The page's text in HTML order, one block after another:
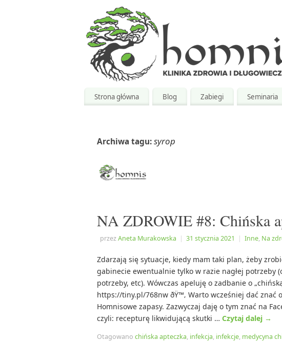
Strona główna Blog Zabiegi Seminaria
Archiwa tagu:syrop
NA ZDROWIE #8: Chińska
przezAneta Murakowska | 31 stycznia 2021 | Inne, Na
Zdarzają się sytuacje, kiedy mam taki plan, żeby
gabinecie ewentualnie tylko w razie nagłej potrzeby
potrzeby, etc). Wówczas apeluję o zadbanie o
https://tiny.pl/768nw ðŸ™‚ Warto wcześniej dać znać
Homnisowe zapasy. Zazwyczaj daję o tym znać na
czyli: recepturę likwidującą skutki … Czytaj dalej →
Otagowano chińska apteczka, infekcja, infekcje, medycyna